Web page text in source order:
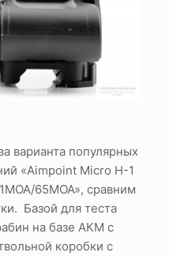
варианта популярных
«Aimpoint Micro H-1
65MOA», сравним
Базой для теста
на базе АКМ с
коробки с